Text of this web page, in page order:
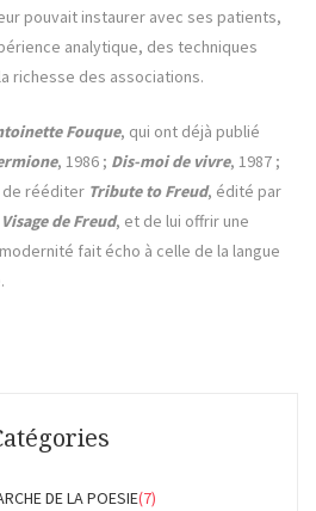
pouvait instaurer avec ses patients,
analytique, des techniques
richesse des associations.
Fouque, qui ont déjà publié
, 1986 ; Dis-moi de vivre, 1987 ;
de rééditer Tribute to Freud, édité par
Visage de Freud, et de lui offrir une
fait écho à celle de la langue
DE LA POESIE(7)